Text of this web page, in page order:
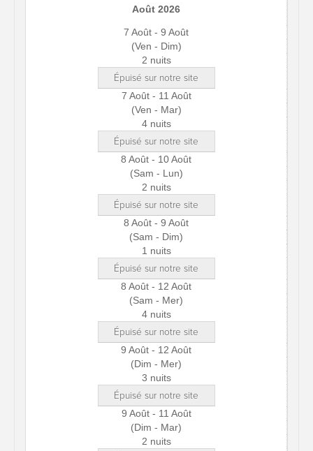
Août 2026
7 Août - 9 Août
(Ven - Dim)
2 nuits
Épuisé sur notre site
7 Août - 11 Août
(Ven - Mar)
4 nuits
Épuisé sur notre site
8 Août - 10 Août
(Sam - Lun)
2 nuits
Épuisé sur notre site
8 Août - 9 Août
(Sam - Dim)
1 nuits
Épuisé sur notre site
8 Août - 12 Août
(Sam - Mer)
4 nuits
Épuisé sur notre site
9 Août - 12 Août
(Dim - Mer)
3 nuits
Épuisé sur notre site
9 Août - 11 Août
(Dim - Mar)
2 nuits